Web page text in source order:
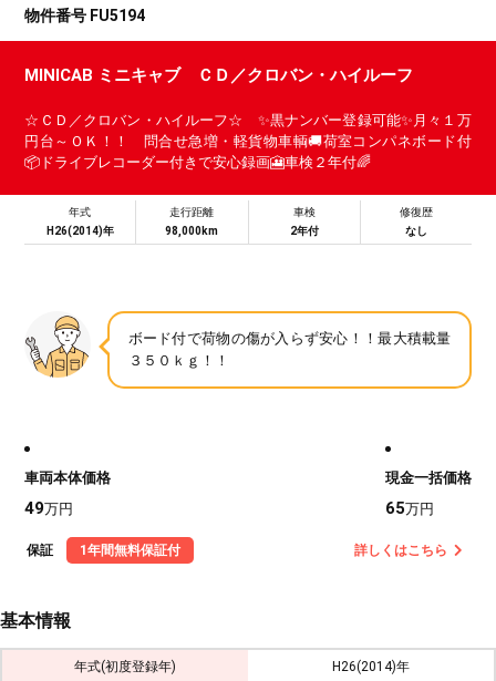
物件番号 FU5194
MINICAB ミニキャブ ＣＤ／クロバン・ハイルーフ
☆ＣＤ／クロバン・ハイルーフ☆ ✨黒ナンバー登録可能✨月々１万
円台～ＯＫ！！ 問合せ急増・軽貨物車輌🚚荷室コンパネボード付
📦ドライブレコーダー付きで安心録画🎦車検２年付🌈
年式
H26(2014)年
走行距離
98,000km
車検
2年付
修復歴
なし
ボード付で荷物の傷が入らず安心！！最大積載量
３５０ｋｇ！！
車両本体価格
49万円
現金一括価格
65万円
保証 1年間無料保証付 詳しくはこちら
基本情報
年式(初度登録年) H26(2014)年